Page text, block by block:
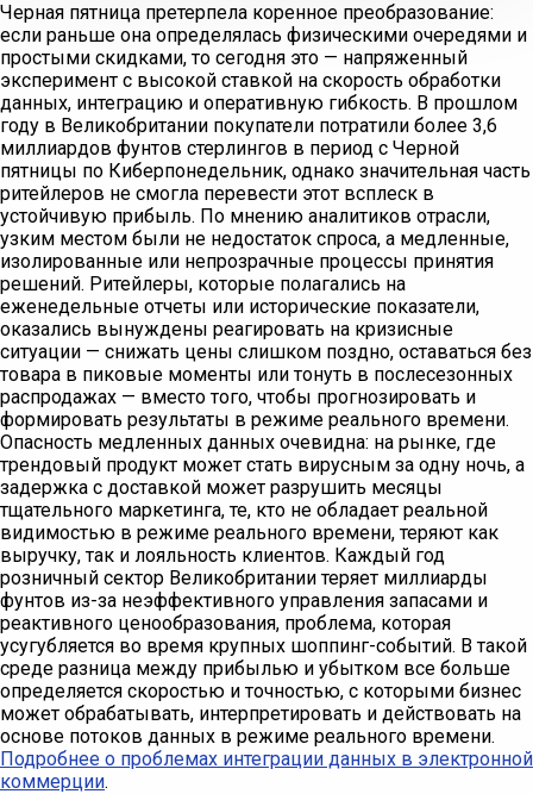
Черная пятница претерпела коренное преобразование:
если раньше она определялась физическими очередями и
простыми скидками, то сегодня это — напряженный
эксперимент с высокой ставкой на скорость обработки
данных, интеграцию и оперативную гибкость. В прошлом
году в Великобритании покупатели потратили более 3,6
миллиардов фунтов стерлингов в период с Черной
пятницы по Киберпонедельник, однако значительная часть
ритейлеров не смогла перевести этот всплеск в
устойчивую прибыль. По мнению аналитиков отрасли,
узким местом были не недостаток спроса, а медленные,
изолированные или непрозрачные процессы принятия
решений. Ритейлеры, которые полагались на
еженедельные отчеты или исторические показатели,
оказались вынуждены реагировать на кризисные
ситуации — снижать цены слишком поздно, оставаться без
товара в пиковые моменты или тонуть в послесезонных
распродажах — вместо того, чтобы прогнозировать и
формировать результаты в режиме реального времени.
Опасность медленных данных очевидна: на рынке, где
трендовый продукт может стать вирусным за одну ночь, а
задержка с доставкой может разрушить месяцы
тщательного маркетинга, те, кто не обладает реальной
видимостью в режиме реального времени, теряют как
выручку, так и лояльность клиентов. Каждый год
розничный сектор Великобритании теряет миллиарды
фунтов из-за неэффективного управления запасами и
реактивного ценообразования, проблема, которая
усугубляется во время крупных шоппинг-событий. В такой
среде разница между прибылью и убытком все больше
определяется скоростью и точностью, с которыми бизнес
может обрабатывать, интерпретировать и действовать на
основе потоков данных в режиме реального времени.
Подробнее о проблемах интеграции данных в электронной
коммерции.